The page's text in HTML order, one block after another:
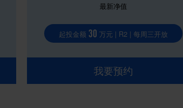
最新净值
起投金额 30 万元 | R2 | 每周三开放
我要预约